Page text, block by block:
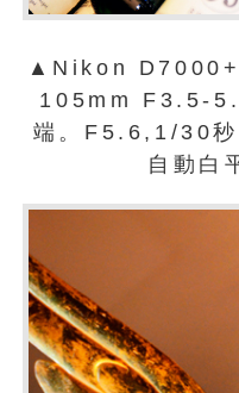
▲Nikon
105mm F3.5-
端。F5.6,1/30
自動白